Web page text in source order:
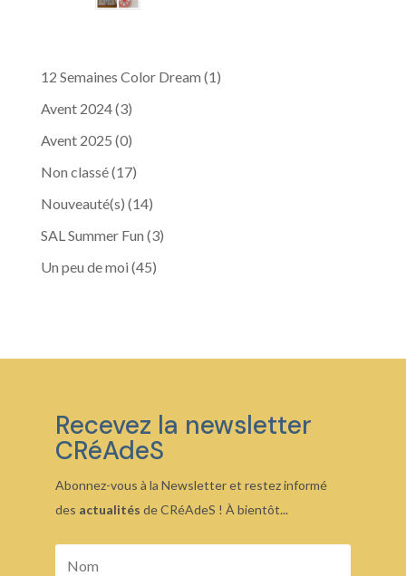
12 Semaines Color Dream (1)
Avent 2024(3)
Avent 2025 (0)
Non classé(17)
Nouveauté(s) (14)
SAL Summer Fun (3)
Un peu de moi (45)
Recevez la newsletter
CRéAdeS
Abonnez-vous à la Newsletter et restez informé
des actualités de CRéAdeS ! À bientôt...